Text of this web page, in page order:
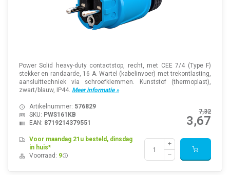
Power Solid heavy-duty contactstop, recht, met CEE 7/4 (Type F)
stekker en randaarde, 16 A. Wartel (kabelinvoer) met trekontlasting,
aansluittechniek via schroefklemmen. Kunststof (thermoplast),
zwart/blauw, IP44. Meer informatie »
7,32
3,67
Artikelnummer: 576829
SKU: PWS161KB
EAN: 8719214379551
Voor maandag 21u besteld, dinsdag
in huis*
Voorraad: 9